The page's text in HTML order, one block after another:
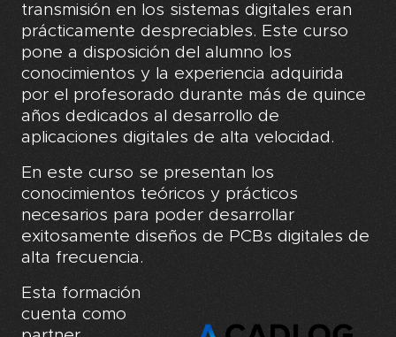
transmisión en los sistemas digitales eran
prácticamente despreciables. Este curso
pone a disposición del alumno los
conocimientos y la experiencia adquirida
por el profesorado durante más de quince
años dedicados al desarrollo de
aplicaciones digitales de alta velocidad.
En este curso se presentan los
conocimientos teóricos y prácticos
necesarios para poder desarrollar
exitosamente diseños de PCBs digitales de
alta frecuencia.
Esta formación
cuenta como